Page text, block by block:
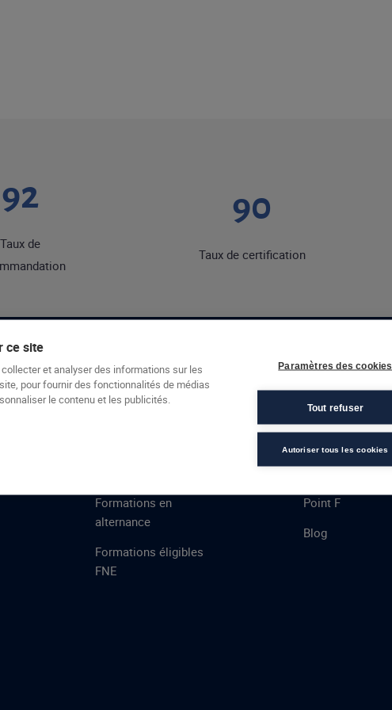
Espace candidats
92
Taux de
90
Taux de certification
PRESTATIONS
Formations en
alternance
Formations éligibles
FNE
À PROPOS
Talent
Point F
Blog
ce site
et analyser des informations sur les
pour fournir des fonctionnalités de médias
le contenu et les publicités.
Paramètres des cookies
Tout refuser
Autoriser tous les cookies